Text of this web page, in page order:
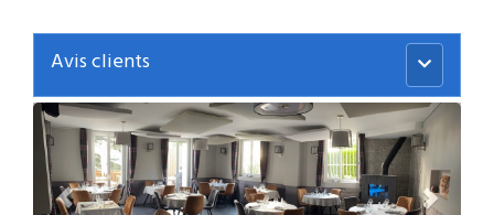
Menu
principal
Avis clients